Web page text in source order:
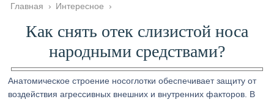
Главная › Интересное ›
Как снять отек слизистой носа
народными средствами?
Анатомическое строение носоглотки обеспечивает защиту от
воздействия агрессивных внешних и внутренних факторов. В